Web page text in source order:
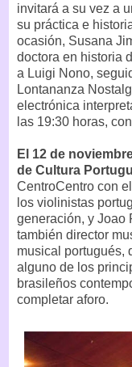
invitará a su vez a
su práctica e
ocasión, Susana
doctora en historia
a Luigi Nono,
Lontananza
electrónica
las 19:30 horas,
El 12 de
de Cultura
CentroCentro con
los violinistas
generación, y Joao
también director
musical portugués,
alguno de los
brasileños
completar aforo.